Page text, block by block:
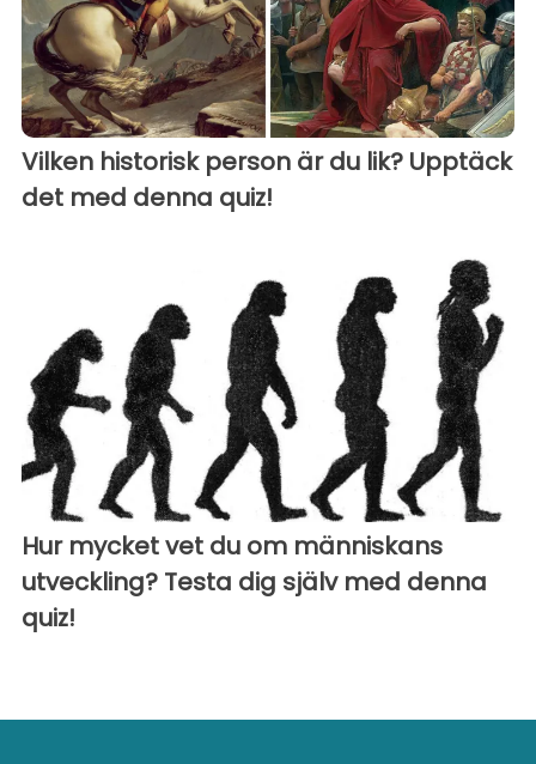
Vilken historisk person är du lik? Upptäck
det med denna quiz!
Hur mycket vet du om människans
utveckling? Testa dig själv med denna
quiz!